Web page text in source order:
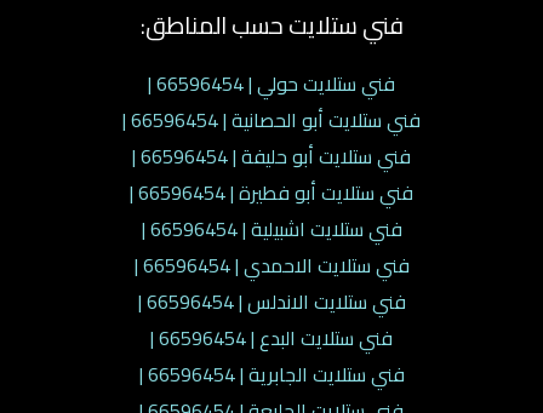
فني ستلايت حسب المناطق:
فني ستلايت حولي | 66596454 |
فني ستلايت أبو الحصانية | 66596454 |
فني ستلايت أبو حليفة | 66596454 |
فني ستلايت أبو فطيرة | 66596454 |
فني ستلايت اشبيلية | 66596454 |
فني ستلايت الاحمدي | 66596454 |
فني ستلايت الاندلس | 66596454 |
فني ستلايت البدع | 66596454 |
فني ستلايت الجابرية | 66596454 |